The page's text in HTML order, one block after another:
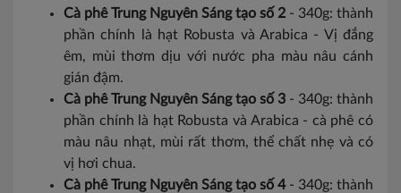
Cà phê Trung Nguyên Sáng tạo số 2 - 340g: thành
phần chính là hạt Robusta và Arabica - Vị đắng
êm, mùi thơm dịu với nước pha màu nâu cánh
gián đậm.
Cà phê Trung Nguyên Sáng tạo số 3 - 340g: thành
phần chính là hạt Robusta và Arabica - cà phê có
màu nâu nhạt, mùi rất thơm, thể chất nhẹ và có
vị hơi chua.
Cà phê Trung Nguyên Sáng tạo số 4 - 340g: thành